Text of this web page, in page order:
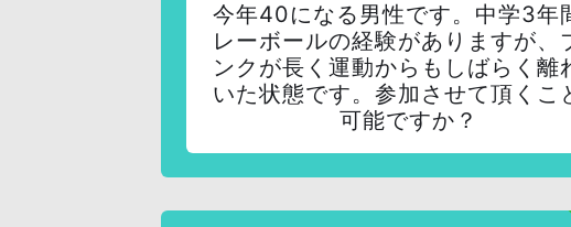
今年40になる男性です。中学3年
レーボールの経験がありますが、
ンクが長く運動からもしばらく離
いた状態です。参加させて頂くこ
可能ですか？